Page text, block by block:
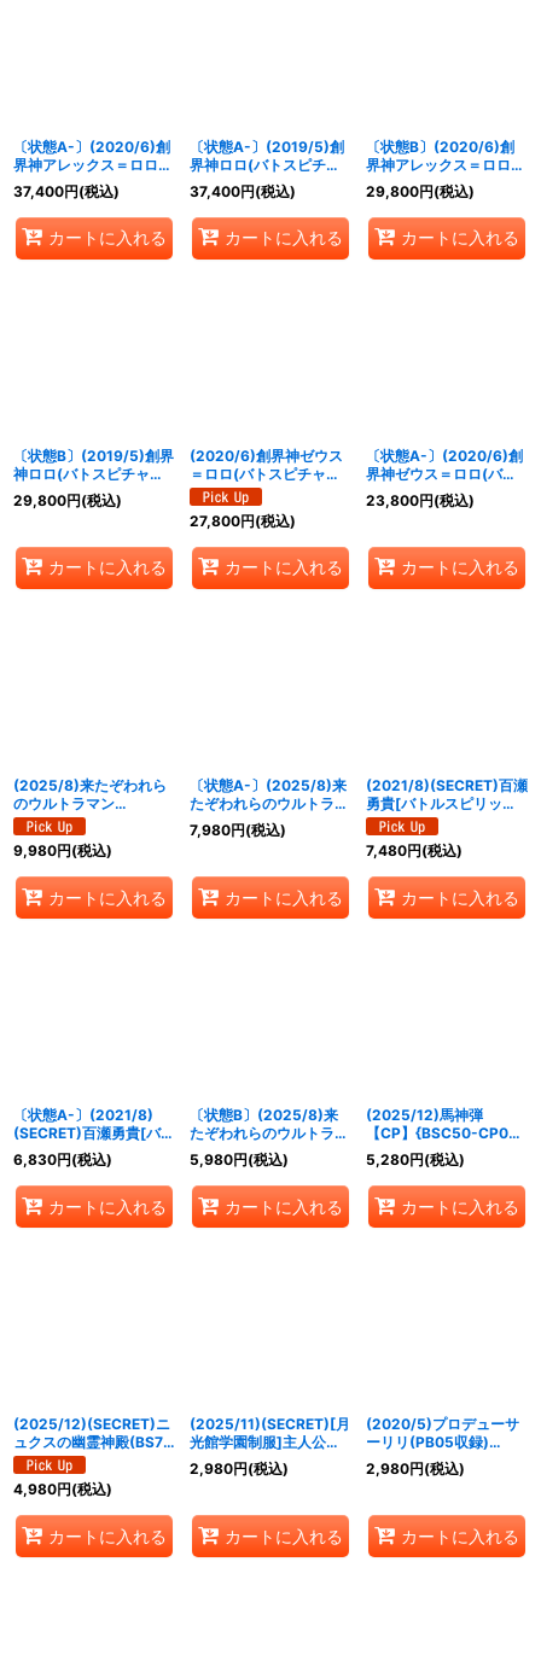
〔状態A-〕(2020/6)創
界神アレックス＝ロロ
(バトスピチャンピオン
シップ2019-超煌臨杯-)
【XX】{BS51-XX03}
《多》
37,400円(税込)
カートに入れる
〔状態A-〕(2019/5)創
界神ロロ(バトスピチャ
ンピオンシップ2018-神
煌臨杯-)【XX】{BS44-
XX02}《多》
37,400円(税込)
カートに入れる
〔状態B〕(2020/6)創
界神アレックス＝ロロ
(バトスピチャンピオン
シップ2019-超煌臨杯-)
【XX】{BS51-XX03}
《多》
29,800円(税込)
カートに入れる
〔状態B〕(2019/5)創界
神ロロ(バトスピチャン
ピオンシップ2018-神煌
臨杯-)【XX】{BS44-
29,800円(税込)
カートに入れる
(2020/6)創界神ゼウス
＝ロロ(バトスピチャン
ピオンシップ2019-超煌
臨杯-)【XX】{BS50-
XX02}《多》
27,800円(税込)
カートに入れる
〔状態A-〕(2020/6)創
界神ゼウス＝ロロ(バト
スピチャンピオンシップ
2019-超煌臨杯-)
《多》
23,800円(税込)
カートに入れる
(2025/8)来たぞわれら
のウルトラマン
(WINNER/ウルトラマン
カップ/VSゼットンイラ
スト)【LM】{LM19-
U07}《青》
9,980円(税込)
カートに入れる
〔状態A-〕(2025/8)来
たぞわれらのウルトラマ
ン(WINNER/ウルトラマ
ンカップ/VSゼットンイ
U07}《青》
7,980円(税込)
カートに入れる
(2021/8)(SECRET)百瀬
勇貴[バトルスピリッツ
ミラージュ]【CP-
SEC】{SD61-CP01}
《白》
7,480円(税込)
カートに入れる
〔状態A-〕(2021/8)
(SECRET)百瀬勇貴[バト
ルスピリッツミラージ
ュ]【CP-SEC】{SD61-
CP01}《白》
6,830円(税込)
カートに入れる
〔状態B〕(2025/8)来
たぞわれらのウルトラマ
ン(WINNER/ウルトラマ
ンカップ/VSゼットンイ
ラスト)【LM】{LM19-
U07}《青》
5,980円(税込)
カートに入れる
(2025/12)馬神弾
【CP】{BSC50-CP01}
《赤》
5,280円(税込)
カートに入れる
(2025/12)(SECRET)ニ
ュクスの幽霊神殿(BS74
収録/ニュクスイラスト)
【C-SEC】{BS72-071}
《紫》
4,980円(税込)
カートに入れる
(2025/11)(SECRET)[月
光館学園制服]主人公
【X-SEC】{CB33-
X09}《青》
2,980円(税込)
カートに入れる
(2020/5)プロデューサ
ーリリ(PB05収録)
【CP】{BSC33-CP02}
《黄》
2,980円(税込)
カートに入れる